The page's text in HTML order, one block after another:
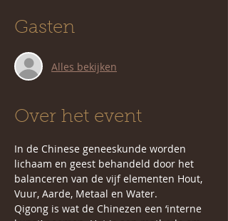
Gasten
Alles bekijken
Over het event
In de Chinese geneeskunde worden
lichaam en geest behandeld door het
balanceren van de vijf elementen Hout,
Vuur, Aarde, Metaal en Water.
Qigong is wat de Chinezen een ‘interne